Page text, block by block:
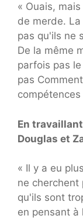
« Ouais,
de merde.
pas qu'ils ne
De la même
parfois pas
pas
En
Douglas et
« Il y a eu
ne cherchent
qu'ils sont
en pensant à